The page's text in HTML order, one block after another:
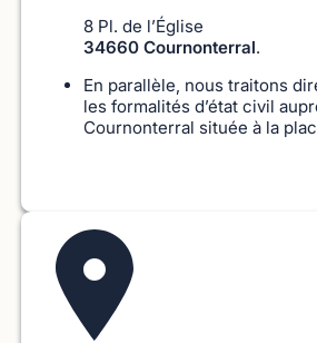
8 Pl. de l’Église
34660 Cournonterral.
En parallèle, nous traitons
les formalités d’état civil
Cournonterral située à la